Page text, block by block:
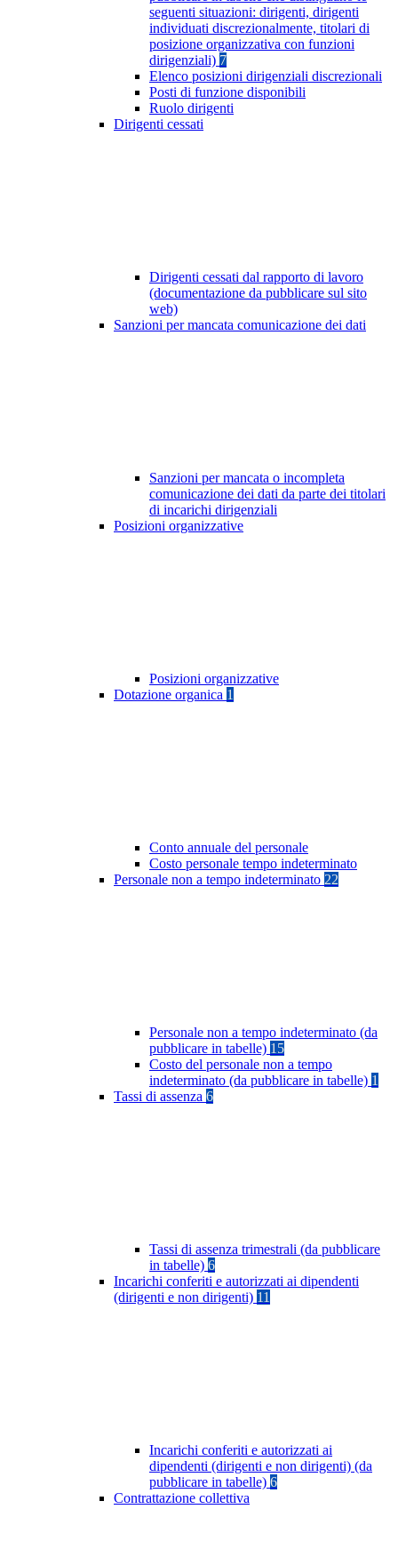
seguenti situazioni: dirigenti, dirigenti
individuati discrezionalmente, titolari di
posizione organizzativa con funzioni
dirigenziali) 7
Elenco posizioni dirigenziali discrezionali
Posti di funzione disponibili
Ruolo dirigenti
Dirigenti cessati
Dirigenti cessati dal rapporto di lavoro
(documentazione da pubblicare sul sito
web)
Sanzioni per mancata comunicazione dei dati
Sanzioni per mancata o incompleta
comunicazione dei dati da parte dei titolari
di incarichi dirigenziali
Posizioni organizzative
Posizioni organizzative
Dotazione organica 1
Conto annuale del personale
Costo personale tempo indeterminato
Personale non a tempo indeterminato 22
Personale non a tempo indeterminato (da
pubblicare in tabelle) 15
Costo del personale non a tempo
indeterminato (da pubblicare in tabelle) 1
Tassi di assenza 6
Tassi di assenza trimestrali (da pubblicare
in tabelle) 6
Incarichi conferiti e autorizzati ai dipendenti
(dirigenti e non dirigenti) 11
Incarichi conferiti e autorizzati ai
dipendenti (dirigenti e non dirigenti) (da
pubblicare in tabelle) 6
Contrattazione collettiva